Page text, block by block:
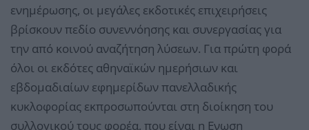
ενημέρωσης, οι μεγάλες εκδοτικές επιχειρήσεις
βρίσκουν πεδίο συνεννόησης και συνεργασίας για
την από κοινού αναζήτηση λύσεων. Για πρώτη φορά
όλοι οι εκδότες αθηναϊκών ημερήσιων και
εβδομαδιαίων εφημερίδων πανελλαδικής
κυκλοφορίας εκπροσωπούνται στη διοίκηση του
συλλογικού τους φορέα, που είναι η Ενωση